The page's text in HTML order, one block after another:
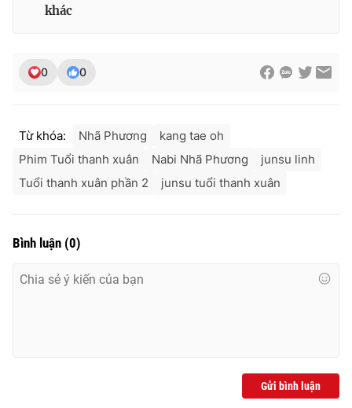
khác
0 0
Từ khóa: Nhã Phương
kang tae oh
Phim Tuổi thanh xuân
Nabi Nhã Phương
junsu linh
Tuổi thanh xuân phần 2
junsu tuổi thanh xuân
Bình luận (0)
Gửi bình luận